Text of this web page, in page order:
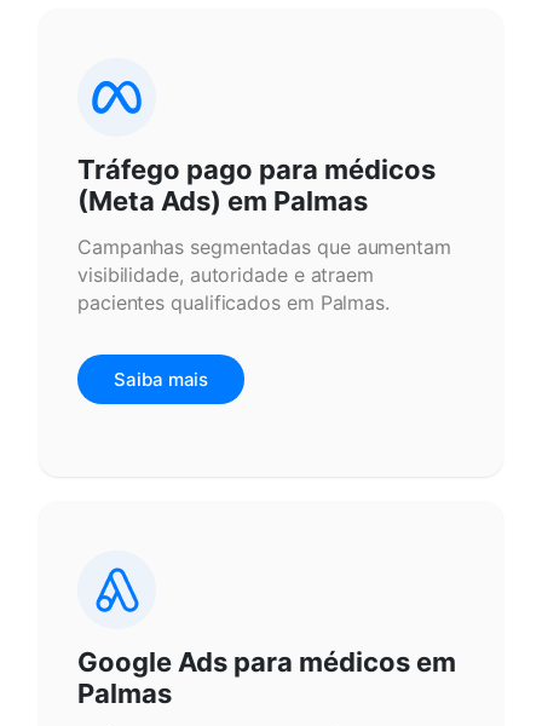
Tráfego pago para médicos
(Meta Ads) em Palmas
Campanhas segmentadas que aumentam
visibilidade, autoridade e atraem
pacientes qualificados em Palmas.
Saiba mais
Google Ads para médicos em
Palmas